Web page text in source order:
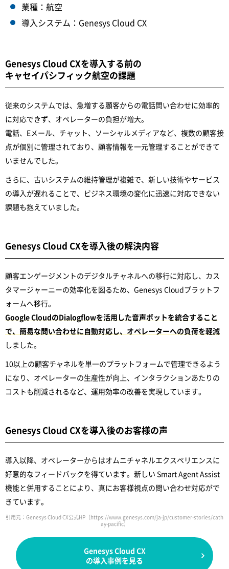
業種：航空
導入システム：Genesys Cloud CX
Genesys Cloud CXを導入する前の
キャセイパシフィック航空の課題
従来のシステムでは、急増する顧客からの電話問い合わせに効率的
に対応できず、オペレーターの負担が増大。
電話、Eメール、チャット、ソーシャルメディアなど、複数の顧客接
点が個別に管理されており、顧客情報を一元管理することができて
いませんでした。
さらに、古いシステムの維持管理が複雑で、新しい技術やサービス
の導入が遅れることで、ビジネス環境の変化に迅速に対応できない
課題も抱えていました。
Genesys Cloud CXを導入後の解決内容
顧客エンゲージメントのデジタルチャネルへの移行に対応し、カス
タマージャーニーの効率化を図るため、Genesys Cloudプラットフ
ォームへ移行。
Google CloudのDialogflowを活用した音声ボットを統合すること
で、簡易な問い合わせに自動対応し、オペレーターへの負荷を軽減
しました。
10以上の顧客チャネルを単一のプラットフォームで管理できるよう
になり、オペレーターの生産性が向上、インタラクションあたりの
コストも削減されるなど、運用効率の改善を実現しています。
Genesys Cloud CXを導入後のお客様の声
導入以降、オペレーターからはオムニチャネルエクスペリエンスに
好意的なフィードバックを得ています。新しい Smart Agent Assist
機能と併用することにより、真にお客様視点の問い合わせ対応がで
きています。
引用元：Genesys Cloud CX公式HP （https://www.genesys.com/ja-jp/customer-stories/cath
ay-pacific）
Genesys Cloud CX
の導入事例を見る